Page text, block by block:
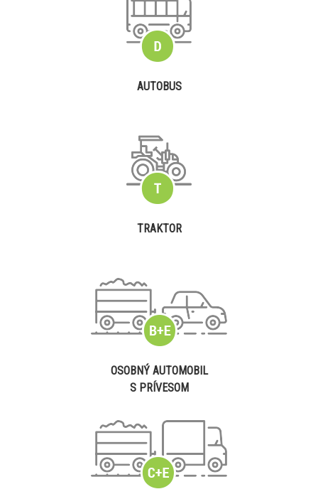
AUTOBUS
TRAKTOR
OSOBNÝ AUTOMOBIL
S PRÍVESOM